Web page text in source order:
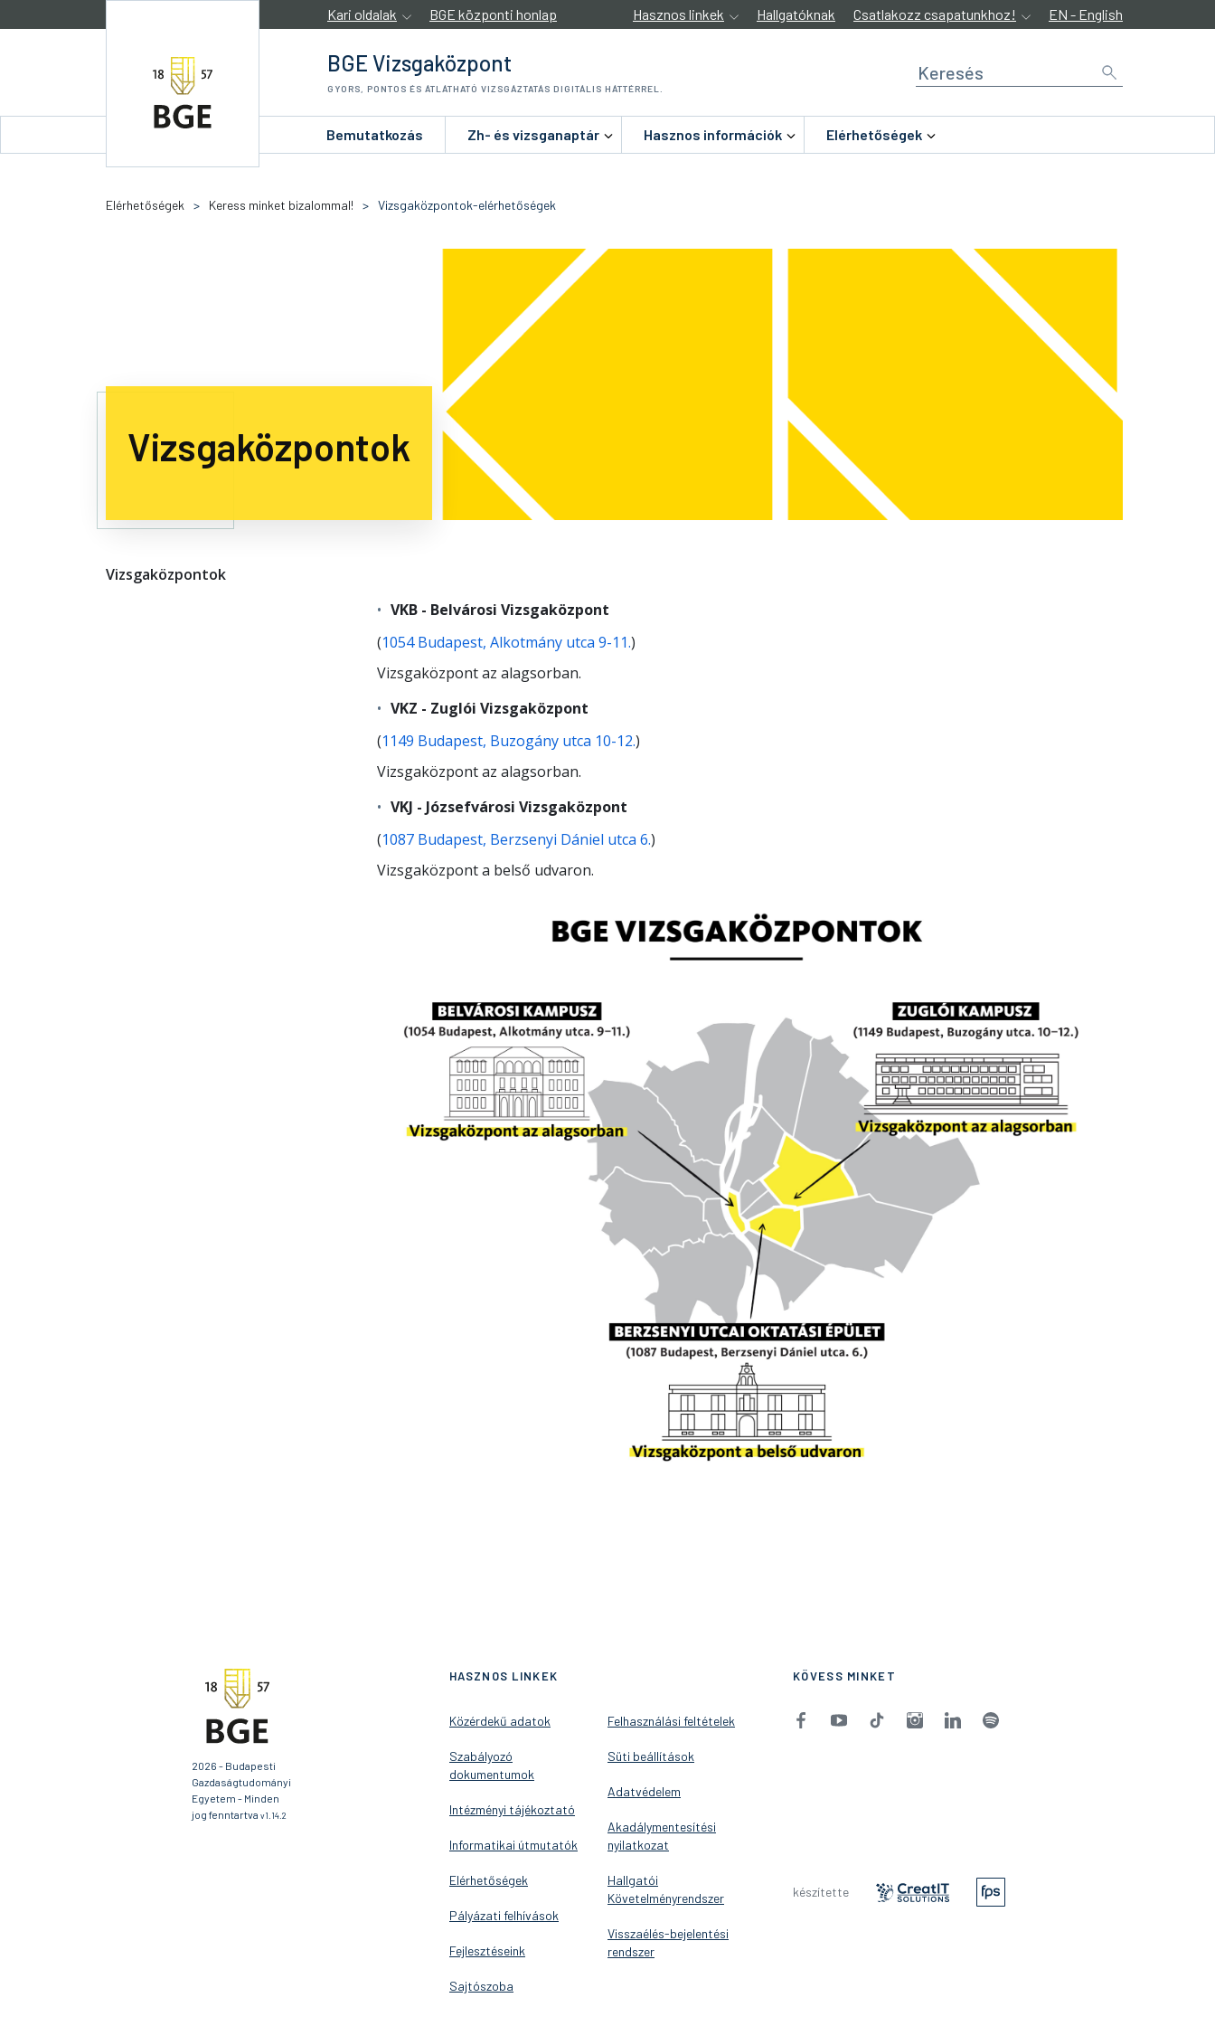
Kari oldalak BGE központi honlap Hasznos linkek Hallgatóknak Csatlakozz csapatunkhoz! EN - English
BGE Vizsgaközpont
GYORS, PONTOS ÉS ÁTLÁTHATÓ VIZSGÁZTATÁS DIGITÁLIS HÁTTÉRREL.
Bemutatkozás Zh- és vizsganaptár Hasznos információk Elérhetőségek
Elérhetőségek > Keress minket bizalommal! > Vizsgaközpontok-elérhetőségek
Vizsgaközpontok
Vizsgaközpontok
VKB - Belvárosi Vizsgaközpont
(1054 Budapest, Alkotmány utca 9-11.)
Vizsgaközpont az alagsorban.
VKZ - Zuglói Vizsgaközpont
(1149 Budapest, Buzogány utca 10-12.)
Vizsgaközpont az alagsorban.
VKJ - Józsefvárosi Vizsgaközpont
(1087 Budapest, Berzsenyi Dániel utca 6.)
Vizsgaközpont a belső udvaron.
2026 - Budapesti
Gazdaságtudományi
Egyetem - Minden
jog fenntartva v1.14.2
HASZNOS LINKEK
Közérdekű adatok
Szabályozó
dokumentumok
Intézményi tájékoztató
Informatikai útmutatók
Elérhetőségek
Pályázati felhívások
Fejlesztéseink
Sajtószoba
Felhasználási feltételek
Süti beállítások
Adatvédelem
Akadálymentesítési
nyilatkozat
Hallgatói
Követelményrendszer
Visszaélés-bejelentési
rendszer
KÖVESS MINKET
készítette